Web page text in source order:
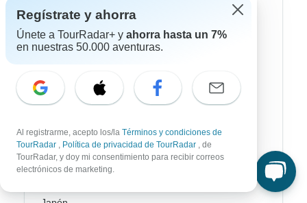
América del Sur
Marruecos
Sudáfrica
Bali
China
Regístrate y ahorra
Únete a TourRadar+ y ahorra hasta un 7%
en nuestras 50.000 aventuras.
Al registrarme, acepto los/la Términos y condiciones de
TourRadar , Política de privacidad de TourRadar , de
TourRadar, y doy mi consentimiento para recibir correos
electrónicos de marketing.